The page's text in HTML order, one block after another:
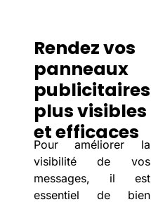
Rendez vos
panneaux
publicitaires
plus visibles
et efficaces
Pour améliorer la
visibilité de vos
messages, il est
essentiel de bien